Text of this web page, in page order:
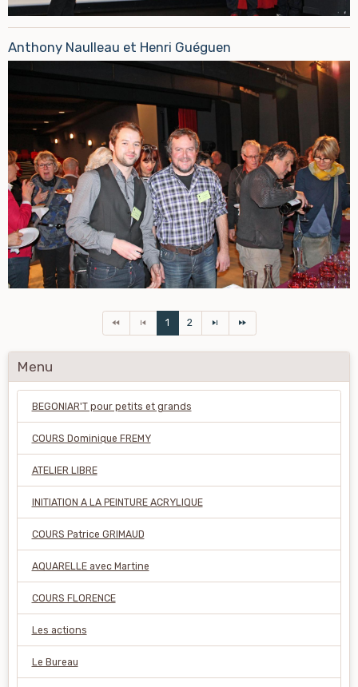
Anthony Naulleau et Henri Guéguen
1 2
Menu
BEGONIAR'T pour petits et grands
COURS Dominique FREMY
ATELIER LIBRE
INITIATION A LA PEINTURE ACRYLIQUE
COURS Patrice GRIMAUD
AQUARELLE avec Martine
COURS FLORENCE
Les actions
Le Bureau